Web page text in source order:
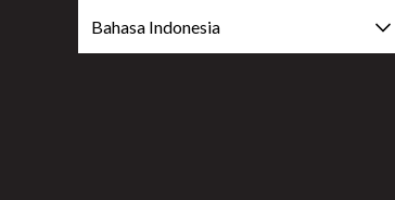
Bahasa Indonesia